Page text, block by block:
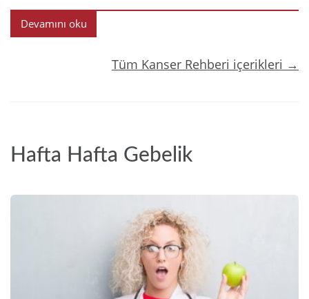
Devamını oku
Tüm Kanser Rehberi içerikleri →
Hafta Hafta Gebelik